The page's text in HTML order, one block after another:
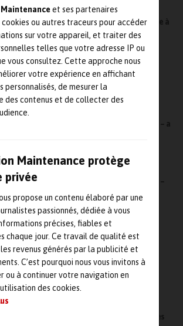
et ses partenaires
ou autres traceurs pour accéder
sur votre appareil, et traiter des
telles que votre adresse IP ou
vous consultez. Cette approche nous
votre expérience en affichant
personnalisés, de mesurer la
des contenus et de collecter des
Maintenance protège
privée
propose un contenu élaboré par une
passionnés, dédiée à vous
précises, fiables et
chaque jour. Ce travail de qualité est
revenus générés par la publicité et
C’est pourquoi nous vous invitons à
ou à continuer votre navigation en
des cookies.
Additive4Rail, un projet de R&D pour produire à
la carte des pièces en FA pour le ferroviaire
Le 2MF – Mediterranean Maintenance Forum – a
Le 2MF – Mediterranean Maintenance Forum –
MCO aéronautique : Vistory et Cosmyx
titulaires d’un nouveau marché de la DMAé
Équipements sous pression : le Latep fête ses